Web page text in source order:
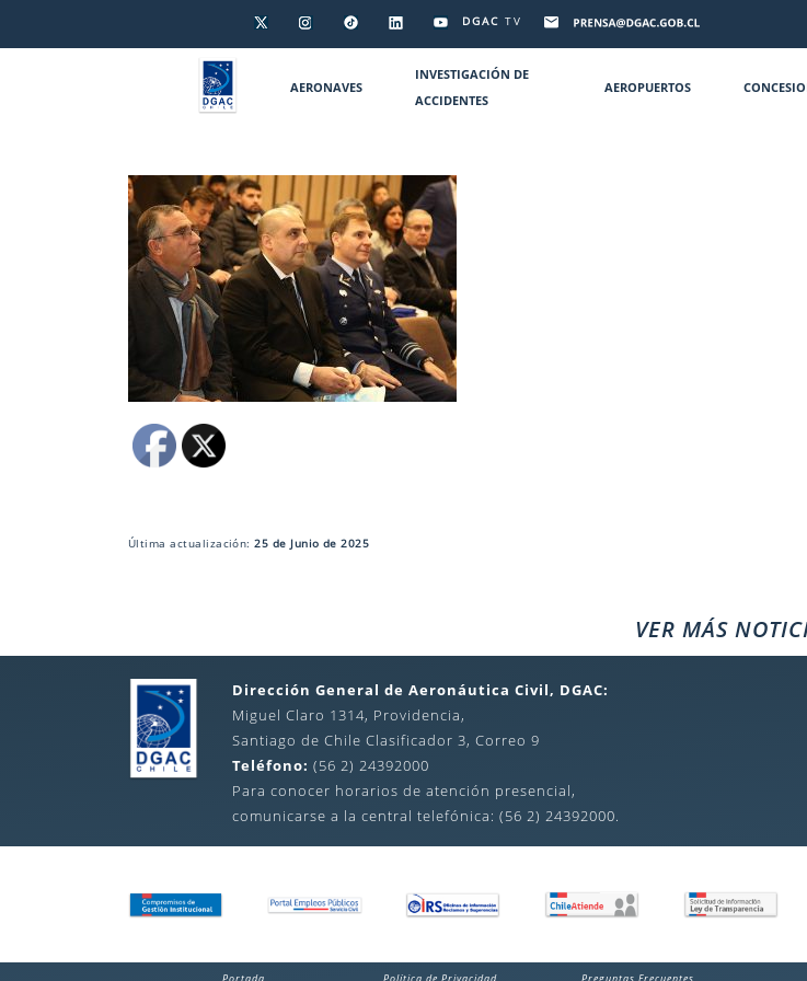
DGAC TV
AERONAVES
INVESTIGACIÓN DE
ACCIDENTES
AEROPUERTOS
Última actualización:25 de Junio de 2025
VER MÁS
Dirección General de Aeronáutica Civil, DGAC:
Miguel Claro 1314, Providencia,
Santiago de Chile Clasificador 3, Correo 9
Teléfono: (56 2) 24392000
Para conocer horarios de atención presencial,
comunicarse a la central telefónica: (56 2) 24392000.